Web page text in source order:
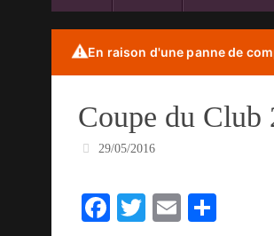
⚠️En raison d'une panne de
Coupe du Club
29/05/2016
Fa T
E